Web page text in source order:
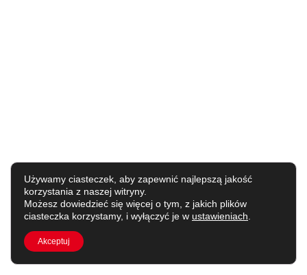
Używamy ciasteczek, aby zapewnić najlepszą jakość
korzystania z naszej witryny.
Możesz dowiedzieć się więcej o tym, z jakich plików
ciasteczka korzystamy, i wyłączyć je w ustawieniach
Akceptuj